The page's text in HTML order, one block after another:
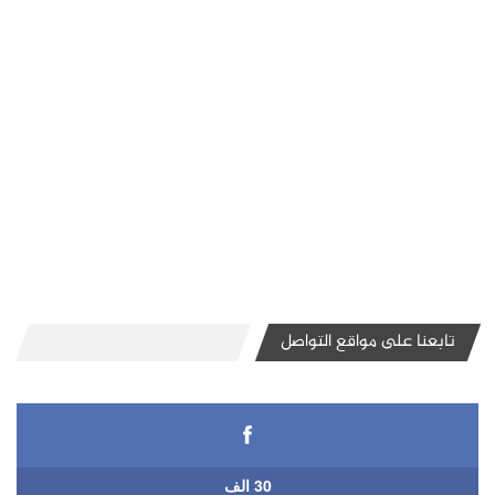
تابعنا على مواقع التواصل
30 الف